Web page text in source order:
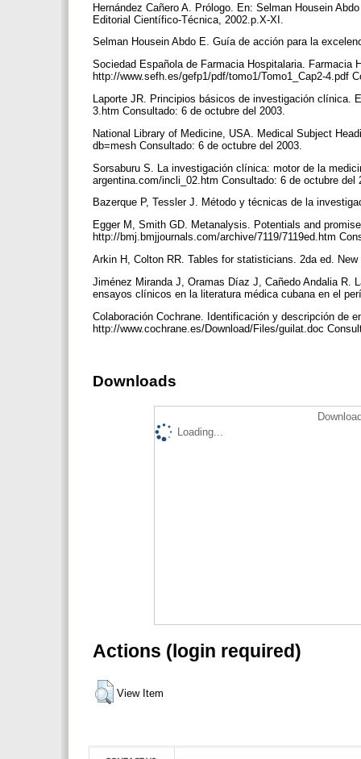
Hernández Cañero A. Prólogo. En: Selman Housein
Editorial Científico-Técnica, 2002.p.X-XI.
Selman Housein Abdo E. Guía de acción para la
Sociedad Española de Farmacia Hospitalaria. Farmacia
http://www.sefh.es/gefp1/pdf/tomo1/Tomo1_Cap2-4.pdf
Laporte JR. Principios básicos de investigación clínica.
3.htm Consultado: 6 de octubre del 2003.
National Library of Medicine, USA. Medical Subject
db=mesh Consultado: 6 de octubre del 2003.
Sorsaburu S. La investigación clínica: motor de la
argentina.com/incli_02.htm Consultado: 6 de octubre del
Bazerque P, Tessler J. Método y técnicas de la
Egger M, Smith GD. Metanalysis. Potentials and
http://bmj.bmjjournals.com/archive/7119/7119ed.htm
Arkin H, Colton RR. Tables for statisticians. 2da ed.
Jiménez Miranda J, Oramas Díaz J, Cañedo Andalia R.
ensayos clínicos en la literatura médica cubana en el
Colaboración Cochrane. Identificación y descripción de
http://www.cochrane.es/Download/Files/guilat.doc
Downloads
Loading...
Actions (login required)
View Item